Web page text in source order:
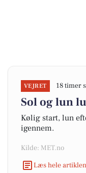
VEJRET 18 timer
Sol og lun
Kølig start, lun
igennem.
Kilde: MET.no
Læs hele